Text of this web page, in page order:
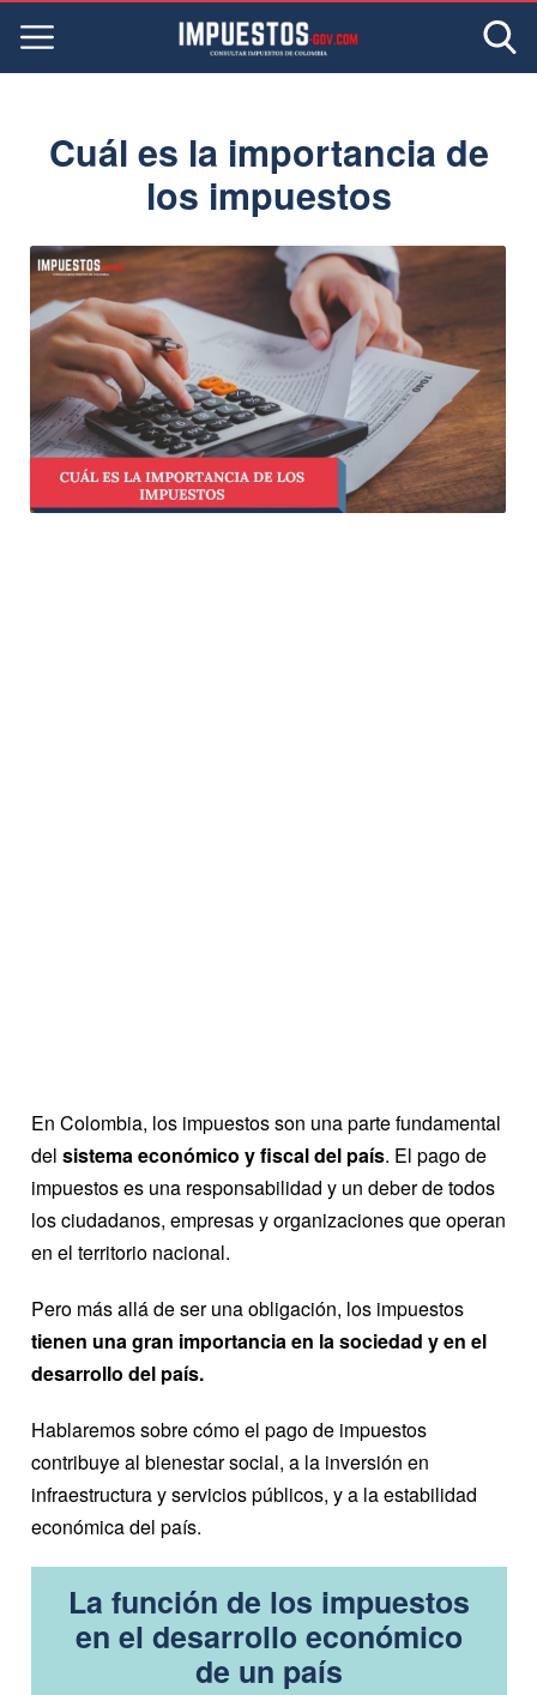
Cuál es la importancia de
los impuestos
En Colombia, los impuestos son una parte fundamental
del sistema económico y fiscal del país. El pago de
impuestos es una responsabilidad y un deber de todos
los ciudadanos, empresas y organizaciones que operan
en el territorio nacional.
Pero más allá de ser una obligación, los impuestos
tienen una gran importancia en la sociedad y en el
desarrollo del país.
Hablaremos sobre cómo el pago de impuestos
contribuye al bienestar social, a la inversión en
infraestructura y servicios públicos, y a la estabilidad
económica del país.
La función de los impuestos
en el desarrollo económico
de un país